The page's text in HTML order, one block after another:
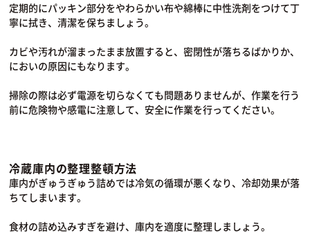
定期的にパッキン部分をやわらかい布や綿棒に中性洗剤をつけて丁
寧に拭き、清潔を保ちましょう。
カビや汚れが溜まったまま放置すると、密閉性が落ちるばかりか、
においの原因にもなります。
掃除の際は必ず電源を切らなくても問題ありませんが、作業を行う
前に危険物や感電に注意して、安全に作業を行ってください。
冷蔵庫内の整理整頓方法
庫内がぎゅうぎゅう詰めでは冷気の循環が悪くなり、冷却効果が落
ちてしまいます。
食材の詰め込みすぎを避け、庫内を適度に整理しましょう。